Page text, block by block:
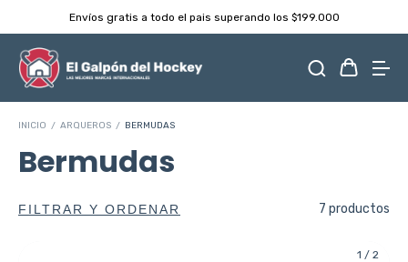
Despachamos dentro de las 24hs ⚡️
INICIO / ARQUEROS / BERMUDAS
Bermudas
FILTRAR Y ORDENAR 7 productos
1 / 2